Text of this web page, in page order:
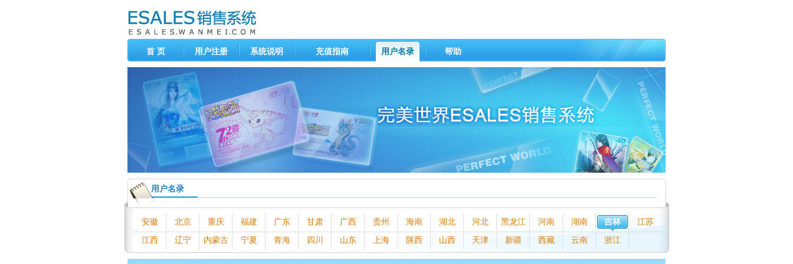
首 页 用户注册 系统说明 充值指南 用户名录 帮助
用户名录
安徽 北京 重庆 福建 广东 甘肃 广西 贵州 海南 湖北 河北 黑龙江 河南 湖南 吉林 江苏
江西 辽宁 内蒙古 宁夏 青海 四川 山东 上海 陕西 山西 天津 新疆 西藏 云南 浙江